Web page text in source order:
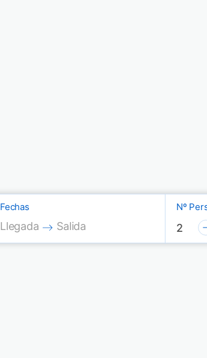
Fechas
Press the down arrow key to interact
Llegada
Press the down arrow key to
Salida
Nº
2